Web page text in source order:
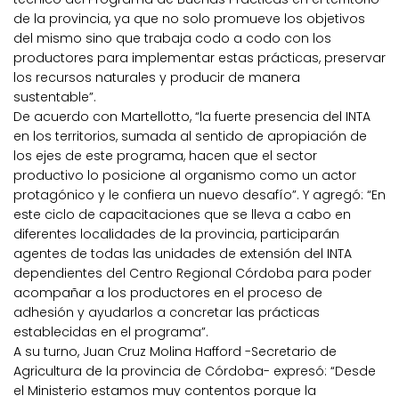
de la provincia, ya que no solo promueve los objetivos
del mismo sino que trabaja codo a codo con los
productores para implementar estas prácticas, preservar
los recursos naturales y producir de manera
sustentable”.
De acuerdo con Martellotto, “la fuerte presencia del INTA
en los territorios, sumada al sentido de apropiación de
los ejes de este programa, hacen que el sector
productivo lo posicione al organismo como un actor
protagónico y le confiera un nuevo desafío”. Y agregó: “En
este ciclo de capacitaciones que se lleva a cabo en
diferentes localidades de la provincia, participarán
agentes de todas las unidades de extensión del INTA
dependientes del Centro Regional Córdoba para poder
acompañar a los productores en el proceso de
adhesión y ayudarlos a concretar las prácticas
establecidas en el programa”.
A su turno, Juan Cruz Molina Hafford -Secretario de
Agricultura de la provincia de Córdoba- expresó: “Desde
el Ministerio estamos muy contentos porque la